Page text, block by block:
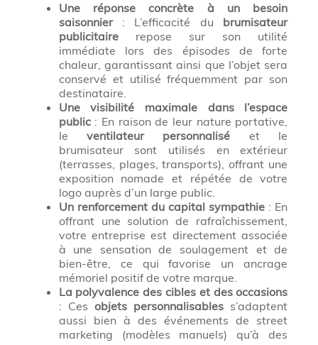
Une réponse concrète à un besoin
saisonnier: L’efficacité du brumisateur
publicitairerepose sur son utilité
immédiate lors des épisodes de forte
chaleur, garantissant ainsi que l’objet sera
conservé et utilisé fréquemment par son
destinataire.
Une visibilité maximale dans l’espace
public: En raison de leur nature portative,
leventilateur personnalisé et le
brumisateur sont utilisés en extérieur
(terrasses, plages, transports), offrant une
exposition nomade et répétée de votre
logo auprès d’un large public.
Un renforcement du capital sympathie : En
offrant une solution de rafraîchissement,
votre entreprise est directement associée
à une sensation de soulagement et de
bien-être, ce qui favorise un ancrage
mémoriel positif de votre marque.
La polyvalence des cibles et des occasions
: Ces objets personnalisables s’adaptent
aussi bien à des événements de street
marketing (modèles manuels) qu’à des